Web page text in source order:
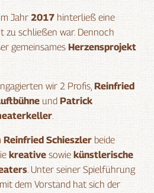
im Jahr2017 hinterließ eine
zu schließen war. Dennoch
gemeinsamesHerzensprojekt
wir 2 Profis,Reinfried
undPatrick
.
Reinfried Schieszler beide
kreative sowie künstlerische
. Unter seiner Spielführung
dem Vorstand hat sich der